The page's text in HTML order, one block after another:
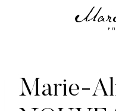
Marie-